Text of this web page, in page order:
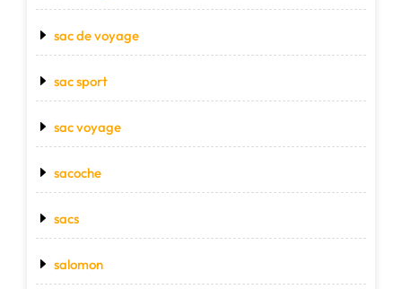
sac de voyage
sac sport
sac voyage
sacoche
sacs
salomon